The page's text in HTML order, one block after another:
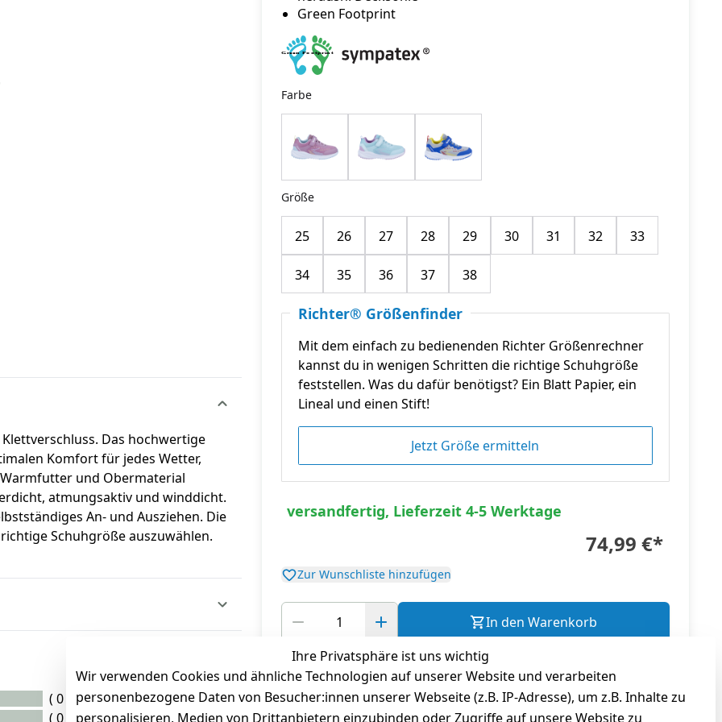
Green Footprint
Farbe
Größe
25 26 27 28 29 30 31 32 33
34 35 36 37 38
Richter® Größenfinder
Mit dem einfach zu bedienenden Richter Größenrechner
kannst du in wenigen Schritten die richtige Schuhgröße
feststellen. Was du dafür benötigst? Ein Blatt Papier, ein
Lineal und einen Stift!
Jetzt Größe ermitteln
versandfertig, Lieferzeit 4-5 Werktage
74,99 €*
Zur Wunschliste hinzufügen
In den Warenkorb
inkl. ges. MwStzzgl. Versandkosten
Das hochwertige
Komfort für jedes Wetter,
und Obermaterial
atmungsaktiv und winddicht.
An- und Ausziehen. Die
Schuhgröße auszuwählen.
( 0 )
( 0 )
Ihre Privatsphäre ist uns wichtig
Wir verwenden Cookies und ähnliche Technologien auf unserer Website und verarbeiten
personenbezogene Daten von Besucher:innen unserer Webseite (z.B. IP-Adresse), um z.B. Inhalte zu
personalisieren, Medien von Drittanbietern einzubinden oder Zugriffe auf unsere Website zu